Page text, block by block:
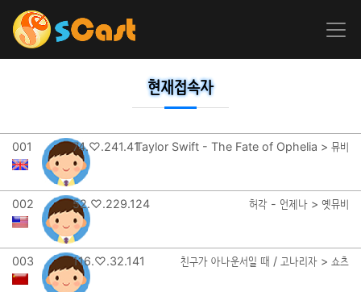
현재접속자
001 74.♡.241.41Taylor Swift - The Fate of Ophelia > 뮤비
002 52.♡.229.124 허각 - 언제나 > 옛뮤비
003 116.♡.32.141 친구가 아나운서일 때 / 고나리자 > 쇼츠